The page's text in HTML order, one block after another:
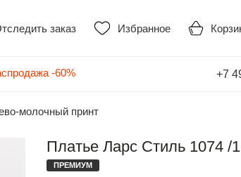
заказ Избранное
-60% +7
молочный принт
Платье Ларс Стиль 1074
ПРЕМИУМ